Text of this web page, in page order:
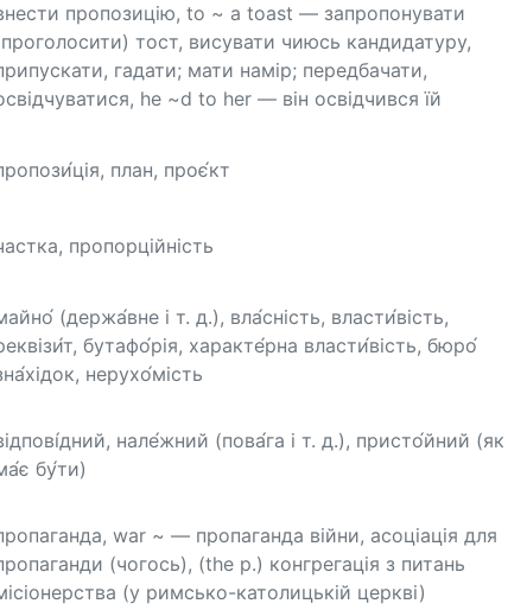
пропозицію, to ~ a toast — запропонувати
тост, висувати чиюсь кандидатуру,
гадати; мати намір; передбачати,
he ~d to her — він освідчився їй
план, проє́кт
пропорційність
(держа́вне і т. д.), вла́сність, власти́вість,
бутафо́рія, характе́рна власти́вість, бюро́
нерухо́мість
нале́жний (пова́га і т. д.), присто́йний (як
бу́ти)
war ~ — пропаганда війни, асоціація для
(чогось), (the р.) конгрегація з питань
(у римсько-католицькій церкві)